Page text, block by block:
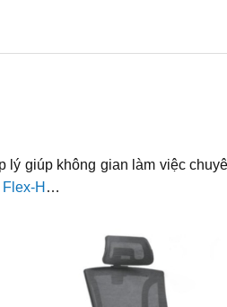
giúp không gian làm việc
Flex-H …